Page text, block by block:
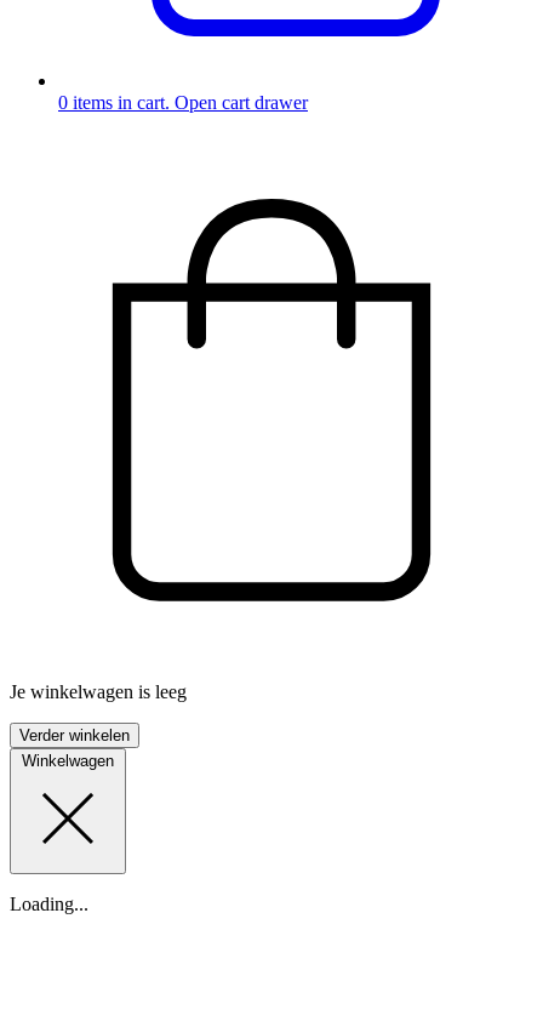
0 items in cart. Open cart drawer
Je winkelwagen is leeg
Verder winkelen
Winkelwagen
Loading...